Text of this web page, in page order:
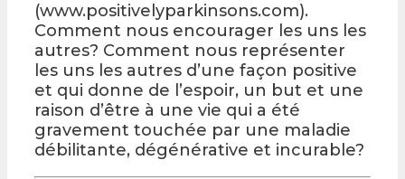
(www.positivelyparkinsons.com).
Comment nous encourager les uns les
autres? Comment nous représenter
les uns les autres d’une façon positive
et qui donne de l’espoir, un but et une
raison d’être à une vie qui a été
gravement touchée par une maladie
débilitante, dégénérative et incurable?